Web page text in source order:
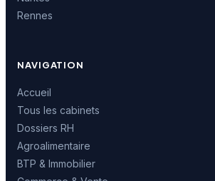
Rennes
NAVIGATION
Accueil
Tous les cabinets
Dossiers RH
Agroalimentaire
BTP & Immobilier